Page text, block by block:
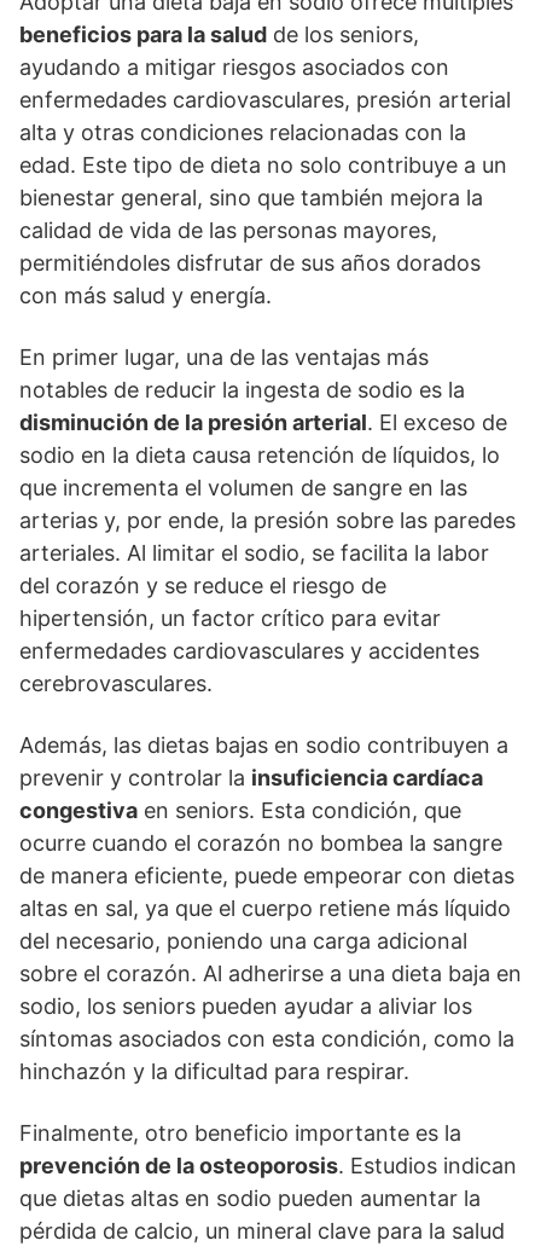
beneficios para la salud de los seniors,
ayudando a mitigar riesgos asociados con
enfermedades cardiovasculares, presión arterial
alta y otras condiciones relacionadas con la
edad. Este tipo de dieta no solo contribuye a un
bienestar general, sino que también mejora la
calidad de vida de las personas mayores,
permitiéndoles disfrutar de sus años dorados
con más salud y energía.
En primer lugar, una de las ventajas más
notables de reducir la ingesta de sodio es la
disminución de la presión arterial. El exceso de
sodio en la dieta causa retención de líquidos, lo
que incrementa el volumen de sangre en las
arterias y, por ende, la presión sobre las paredes
arteriales. Al limitar el sodio, se facilita la labor
del corazón y se reduce el riesgo de
hipertensión, un factor crítico para evitar
enfermedades cardiovasculares y accidentes
cerebrovasculares.
Además, las dietas bajas en sodio contribuyen a
prevenir y controlar la insuficiencia cardíaca
congestiva en seniors. Esta condición, que
ocurre cuando el corazón no bombea la sangre
de manera eficiente, puede empeorar con dietas
altas en sal, ya que el cuerpo retiene más líquido
del necesario, poniendo una carga adicional
sobre el corazón. Al adherirse a una dieta baja en
sodio, los seniors pueden ayudar a aliviar los
síntomas asociados con esta condición, como la
hinchazón y la dificultad para respirar.
Finalmente, otro beneficio importante es la
prevención de la osteoporosis. Estudios indican
que dietas altas en sodio pueden aumentar la
pérdida de calcio, un mineral clave para la salud